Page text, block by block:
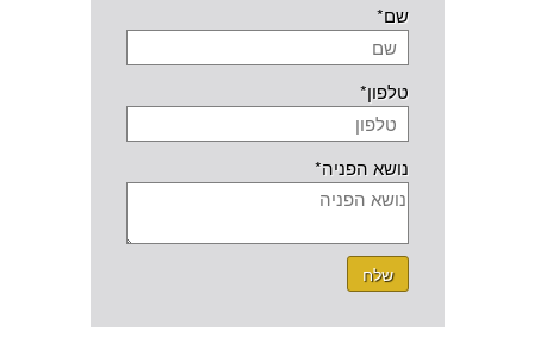
שם*
טלפון*
נושא הפניה*
שלח